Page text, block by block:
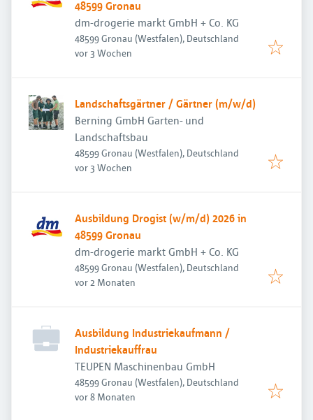
48599 Gronau
dm-drogerie markt GmbH + Co. KG
48599 Gronau (Westfalen), Deutschland
Veröffentlicht
vor 3 Wochen
Landschaftsgärtner / Gärtner (m/w/d)
Berning GmbH Garten- und
Landschaftsbau
48599 Gronau (Westfalen), Deutschland
Veröffentlicht
vor 3 Wochen
Ausbildung Drogist (w/m/d) 2026 in
48599 Gronau
dm-drogerie markt GmbH + Co. KG
48599 Gronau (Westfalen), Deutschland
Veröffentlicht:
vor 2 Monaten
Ausbildung Industriekaufmann /
Industriekauffrau
TEUPEN Maschinenbau GmbH
48599 Gronau (Westfalen), Deutschland
Veröffentlicht:
vor 8 Monaten